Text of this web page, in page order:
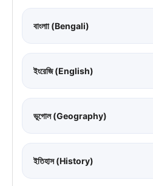
বাংলাা (Bengali)
ইংরেজি (English)
ভূগোল (Geography)
ইতিহাস (History)